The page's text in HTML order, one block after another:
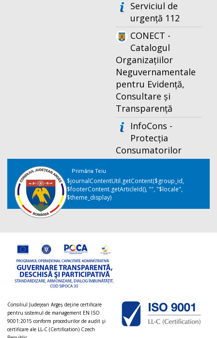
Serviciul de
urgență 112
CONECT -
Catalogul
Organizațiilor
Neguvernamentale
pentru Evidență,
Consultare și
Transparență
InfoCons -
Protecția
Consumatorilor
Primăria Teiu
$journalContentUtil.getContent($group_id,
$footerContent.getArticleId(), "", "$locale",
$theme_display)
Consiliul Judeţean Argeș deţine certificare
pentru sistemul de management EN ISO
9001:2015 conform procedurilor de audit şi
certificare ale LL-C (Certification) Czech